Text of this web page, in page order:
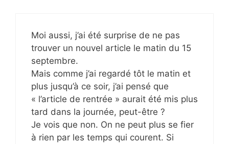
Moi aussi, j’ai été surprise de ne pas
trouver un nouvel article le matin du 15
septembre.
Mais comme j’ai regardé tôt le matin et
plus jusqu’à ce soir, j’ai pensé que
« l’article de rentrée » aurait été mis plus
tard dans la journée, peut-être ?
Je vois que non. On ne peut plus se fier
à rien par les temps qui courent. Si